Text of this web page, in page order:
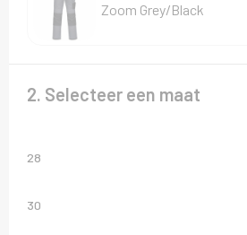
Vesten
Zoom Grey/Black
2. Selecteer een maat
28
30